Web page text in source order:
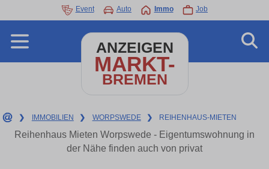
Event Auto Immo Job
ANZEIGEN
MARKT-
BREMEN
❯ IMMOBILIEN ❯ WORPSWEDE ❯ REIHENHAUS-MIETEN
Reihenhaus Mieten Worpswede - Eigentumswohnung in
der Nähe finden auch von privat